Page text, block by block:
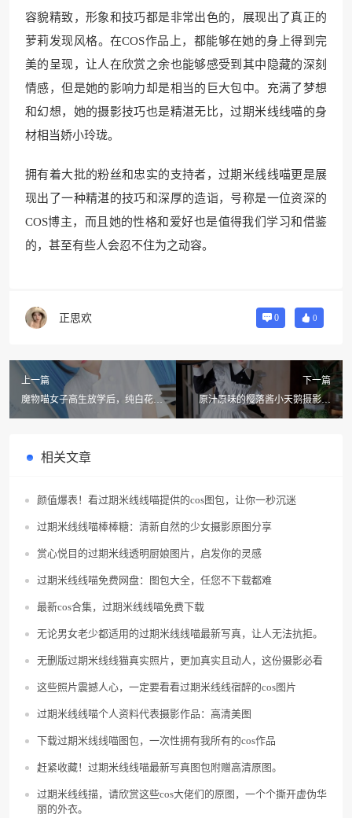
容貌精致，形象和技巧都是非常出色的，展现出了真正的
萝莉发现风格。在COS作品上，都能够在她的身上得到完
美的呈现，让人在欣赏之余也能够感受到其中隐藏的深刻
情感，但是她的影响力却是相当的巨大包中。充满了梦想
和幻想，她的摄影技巧也是精湛无比，过期米线线喵的身
材相当娇小玲珑。
拥有着大批的粉丝和忠实的支持者，过期米线线喵更是展
现出了一种精湛的技巧和深厚的造诣，号称是一位资深的
COS博主，而且她的性格和爱好也是值得我们学习和借鉴
的，甚至有些人会忍不住为之动容。
正思欢 0 0
上一篇
魔物喵女子高生放学后，纯白花瓣
美景图，美爆你的眼球
下一篇
原汁原味的樱落酱小天鹅摄影作
品，尽在独家图包
相关文章
颜值爆表！看过期米线线喵提供的cos图包，让你一秒沉迷
过期米线线喵棒棒糖：清新自然的少女摄影原图分享
赏心悦目的过期米线透明厨娘图片，启发你的灵感
过期米线线喵免费网盘：图包大全，任您不下载都难
最新cos合集，过期米线线喵免费下载
无论男女老少都适用的过期米线线喵最新写真，让人无法抗拒。
无删版过期米线线猫真实照片，更加真实且动人，这份摄影必看
这些照片震撼人心，一定要看看过期米线线宿醉的cos图片
过期米线线喵个人资料代表摄影作品：高清美图
下载过期米线线喵图包，一次性拥有我所有的cos作品
赶紧收藏！过期米线线喵最新写真图包附赠高清原图。
过期米线线描，请欣赏这些cos大佬们的原图，一个个撕开虚伪华
丽的外衣。